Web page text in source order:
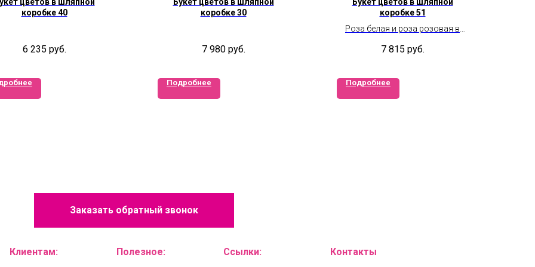
цветов в шляпной
коробке 40
6 235 руб.
Букет цветов в шляпной
коробке 30
7 980 руб.
Подробнее
Букет цветов в шляпной
коробке 51
Роза белая и роза розовая в
7 815 руб.
Подробнее
Заказать обратный звонок
Клиентам: Полезное: Ссылки: Контакты